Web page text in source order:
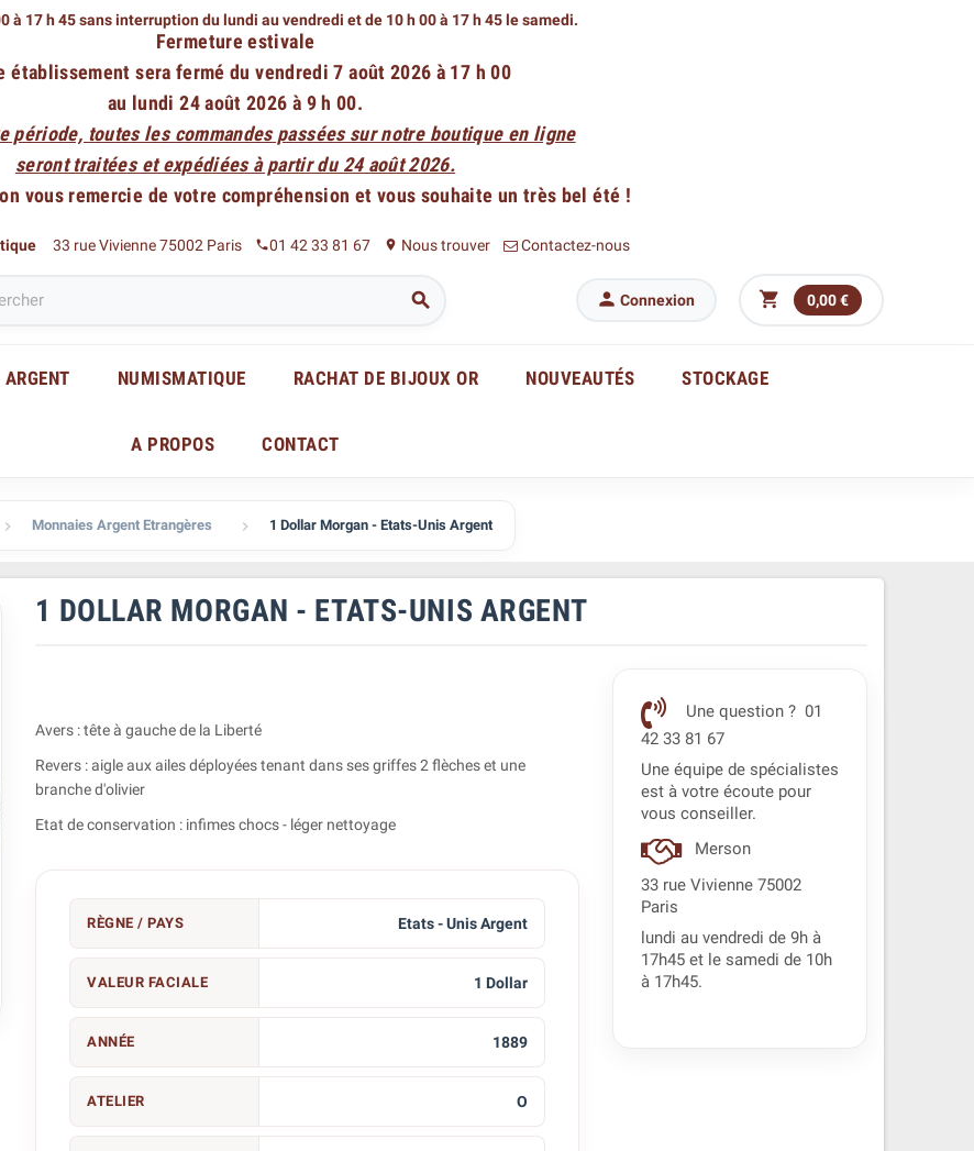
à 17 h 45 sans interruption du lundi au vendredi et de 10 h 00 à 17 h 45 le samedi.
Fermeture estivale
établissement sera fermé du vendredi 7 août 2026 à 17 h 00
au lundi 24 août 2026 à 9 h 00.
période, toutes les commandes passées sur notre boutique en ligne
seront traitées et expédiées à partir du 24 août 2026.
vous remercie de votre compréhension et vous souhaite un très bel été !
33 rue Vivienne 75002 Paris phone01 42 33 81 67 place Nous trouver Contactez-nous
  Connexion  0,00 €
ARGENT NUMISMATIQUE RACHAT DE BIJOUX OR NOUVEAUTÉS STOCKAGE
A PROPOS CONTACT
 Monnaies Argent Etrangères  1 Dollar Morgan - Etats-Unis Argent
1 DOLLAR MORGAN - ETATS-UNIS ARGENT
Avers : tête à gauche de la Liberté
Revers : aigle aux ailes déployées tenant dans ses griffes 2 flèches et une
branche d'olivier
Etat de conservation : infimes chocs - léger nettoyage
RÈGNE / PAYS Etats - Unis Argent
VALEUR FACIALE 1 Dollar
ANNÉE 1889
ATELIER O
Une question ? 01
42 33 81 67
Une équipe de spécialistes
est à votre écoute pour
vous conseiller.
Merson
33 rue Vivienne 75002
Paris
lundi au vendredi de 9h à
17h45 et le samedi de 10h
à 17h45.